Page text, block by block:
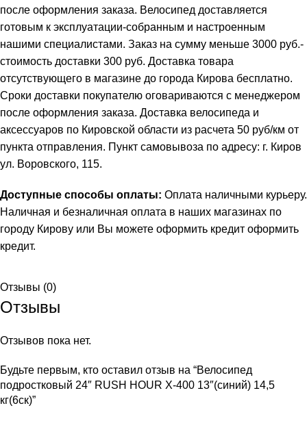
после оформления заказа. Велосипед доставляется
готовым к эксплуатации-собранным и настроенным
нашими специалистами. Заказ на сумму меньше 3000 руб.-
стоимость доставки 300 руб. Доставка товара
отсутствующего в магазине до города Кирова бесплатно.
Сроки доставки покупателю оговариваются с менеджером
после оформления заказа. Доставка велосипеда и
аксессуаров по Кировской области из расчета 50 руб/км от
пункта отправления. Пункт самовывоза по адресу: г. Киров
ул. Воровского, 115.
Доступные способы оплаты: Оплата наличными курьеру.
Наличная и безналичная оплата в наших магазинах по
городу Кирову или Вы можете оформить кредит оформить
кредит.
Отзывы (0)
Отзывы
Отзывов пока нет.
Будьте первым, кто оставил отзыв на “Велосипед
подростковый 24″ RUSH HOUR X-400 13″(синий) 14,5
кг(6ск)”